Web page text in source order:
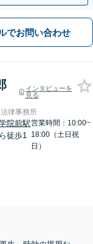
でお問い合わせ
インタビューを
見る
律事務所
院前駅
徒歩1
営業時間：10:00~
18:00（土日祝
日）